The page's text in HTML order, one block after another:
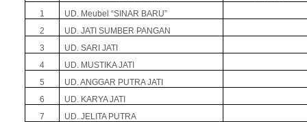
1
UD. Meubel “SINAR BARU”
2
UD. JATI SUMBER PANGAN
3
UD. SARI JATI
4
UD. MUSTIKA JATI
5
UD. ANGGAR PUTRA JATI
6
UD. KARYA JATI
7
UD. JELITA PUTRA